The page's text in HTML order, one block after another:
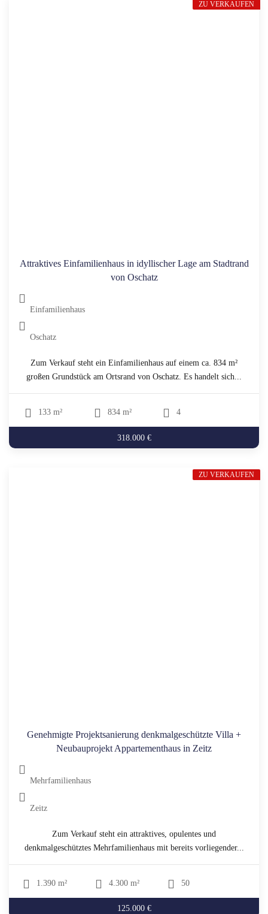
Attraktives Einfamilienhaus in idyllischer Lage am Stadtrand
von Oschatz
Einfamilienhaus
Oschatz
Zum Verkauf steht ein Einfamilienhaus auf einem ca. 834 m²
großen Grundstück am Ortsrand von Oschatz. Es handelt sich...
133 m² 834 m² 4
318.000 €
ZU VERKAUFEN
Genehmigte Projektsanierung denkmalgeschützte Villa +
Neubauprojekt Appartementhaus in Zeitz
Mehrfamilienhaus
Zeitz
Zum Verkauf steht ein attraktives, opulentes und
denkmalgeschütztes Mehrfamilienhaus mit bereits vorliegender...
1.390 m² 4.300 m² 50
125.000 €
ZU VERKAUFEN